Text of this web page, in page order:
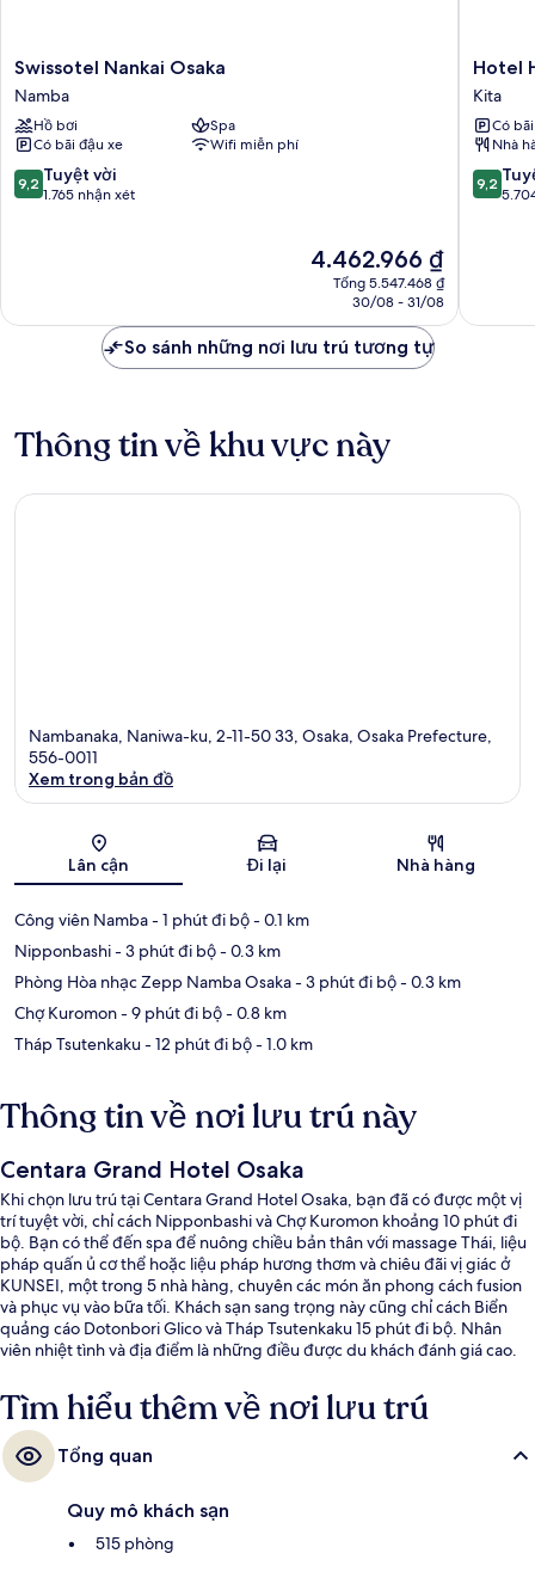
Swissotel
Nankai
Osaka
Namba
Swissotel Nankai Osaka
Namba
Hồ bơi
Spa
Có bãi đậu xe
Wifi miễn phí
9.2
trên
xét
9,2 Tuyệt vời
1.765 nhận xét
Giá
hiện
4.462.966 ₫
4.462.966 ₫
Tổng 5.547.468 ₫
30/08 - 31/08
Hotel
Hankyu
RESPIRE
OSAKA
Kita
Hotel
Kita
Có
Nhà
9.2
trên
xét
9,2
So sánh những nơi lưu trú tương tự
Thông tin về khu vực này
Nambanaka, Naniwa-ku, 2-11-50 33, Osaka, Osaka Prefecture,
556-0011
Xem trong bản đồ
Lân cận Đi lại Nhà hàng
Công viên Namba- 1 phút đi bộ- 0.1 km
Nipponbashi- 3 phút đi bộ- 0.3 km
Phòng Hòa nhạc Zepp Namba Osaka- 3 phút đi bộ- 0.3 km
Chợ Kuromon- 9 phút đi bộ- 0.8 km
Tháp Tsutenkaku- 12 phút đi bộ- 1.0 km
Thông tin về nơi lưu trú này
Centara Grand Hotel Osaka
Khi chọn lưu trú tại Centara Grand Hotel Osaka, bạn đã có được một vị
trí tuyệt vời, chỉ cách Nipponbashi và Chợ Kuromon khoảng 10 phút đi
bộ. Bạn có thể đến spa để nuông chiều bản thân với massage Thái, liệu
pháp quấn ủ cơ thể hoặc liệu pháp hương thơm và chiêu đãi vị giác ở
KUNSEI, một trong 5 nhà hàng, chuyên các món ăn phong cách fusion
và phục vụ vào bữa tối. Khách sạn sang trọng này cũng chỉ cách Biển
quảng cáo Dotonbori Glico và Tháp Tsutenkaku 15 phút đi bộ. Nhân
viên nhiệt tình và địa điểm là những điều được du khách đánh giá cao.
ngắn: cách Ga Namba (Nankai) 5 phút và Ga Imaimiyaebisu 8 phút.
Tìm hiểu thêm về nơi lưu trú
Tổng quan
Quy mô khách sạn
515 phòng